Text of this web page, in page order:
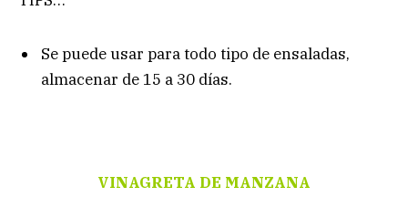
Se puede usar para todo tipo de ensaladas,
almacenar de 15 a 30 días.
VINAGRETA DE MANZANA